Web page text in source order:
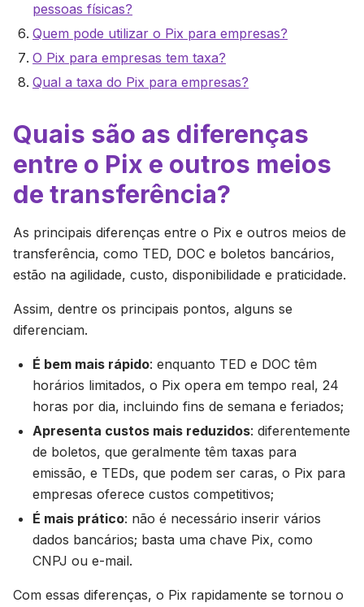
pessoas físicas?
Quem pode utilizar o Pix para empresas?
O Pix para empresas tem taxa?
Qual a taxa do Pix para empresas?
Quais são as diferenças
entre o Pix e outros meios
de transferência?
As principais diferenças entre o Pix e outros meios de
transferência, como TED, DOC e boletos bancários,
estão na agilidade, custo, disponibilidade e praticidade.
Assim, dentre os principais pontos, alguns se
diferenciam.
É bem mais rápido: enquanto TED e DOC têm
horários limitados, o Pix opera em tempo real, 24
horas por dia, incluindo fins de semana e feriados;
Apresenta custos mais reduzidos: diferentemente
de boletos, que geralmente têm taxas para
emissão, e TEDs, que podem ser caras, o Pix para
empresas oferece custos competitivos;
É mais prático: não é necessário inserir vários
dados bancários; basta uma chave Pix, como
CNPJ ou e-mail.
Com essas diferenças, o Pix rapidamente se tornou o